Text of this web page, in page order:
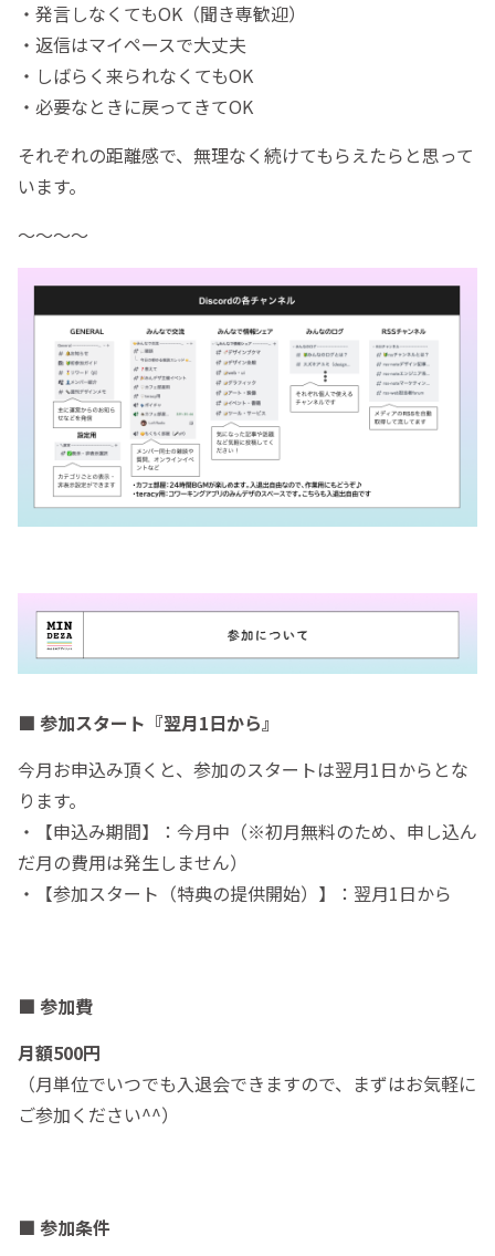
・発言しなくてもOK（聞き専歓迎）
・返信はマイペースで大丈夫
・しばらく来られなくてもOK
・必要なときに戻ってきてOK
それぞれの距離感で、無理なく続けてもらえたらと思って
います。
〜〜〜〜
■ 参加スタート『翌月1日から』
今月お申込み頂くと、参加のスタートは翌月1日からとな
ります。
・【申込み期間】：今月中（※初月無料のため、申し込ん
だ月の費用は発生しません）
・【参加スタート（特典の提供開始）】：翌月1日から
■ 参加費
月額500円
（月単位でいつでも入退会できますので、まずはお気軽に
ご参加ください^^）
■ 参加条件